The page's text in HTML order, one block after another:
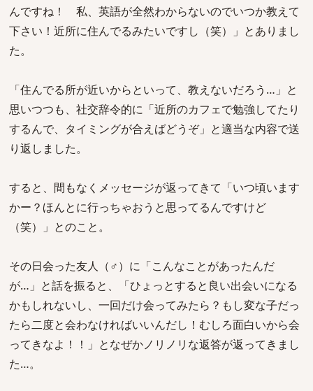
んですね！ 私、英語が全然わからないのでいつか教えて
下さい！近所に住んでるみたいですし（笑）」とありまし
た。
「住んでる所が近いからといって、教えないだろう…」と
思いつつも、社交辞令的に「近所のカフェで勉強してたり
するんで、タイミングが合えばどうぞ」と適当な内容で送
り返しました。
すると、間もなくメッセージが返ってきて「いつ頃います
かー？ほんとに行っちゃおうと思ってるんですけど
（笑）」とのこと。
その日会った友人（♂）に「こんなことがあったんだ
が…」と話を振ると、「ひょっとすると良い出会いになる
かもしれないし、一回だけ会ってみたら？もし変な子だっ
たら二度と会わなければいいんだし！むしろ面白いから会
ってきなよ！！」となぜかノリノリな返答が返ってきまし
た…。